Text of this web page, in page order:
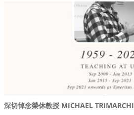
深切悼念榮休教授 MICHAEL TRIMARCHI